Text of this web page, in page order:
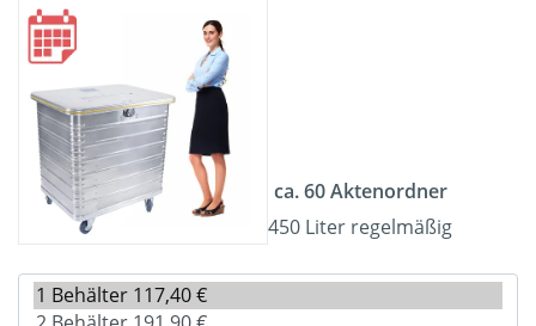
ca. 60 Aktenordner
450 Liter regelmäßig